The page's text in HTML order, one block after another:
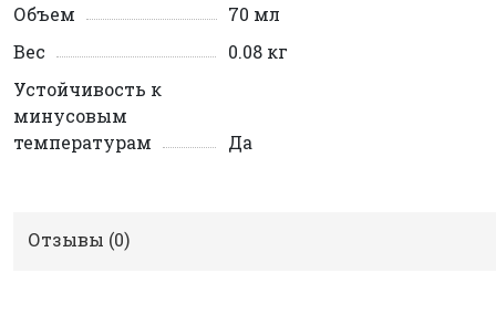
Объем
70 мл
Вес
0.08 кг
Устойчивость к
минусовым
температурам
Да
Отзывы (0)